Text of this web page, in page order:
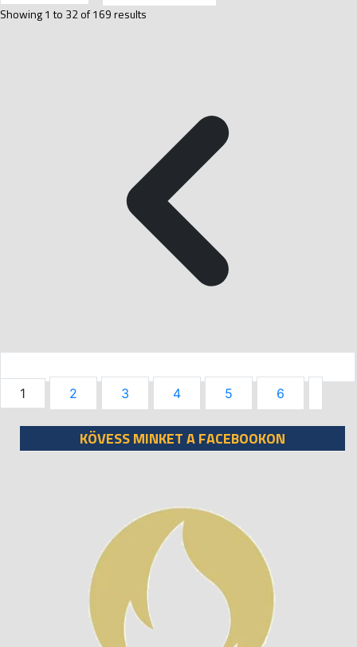
Showing1 to 32of169results
1 2 3 4 5 6
KÖVESS MINKET A FACEBOOKON